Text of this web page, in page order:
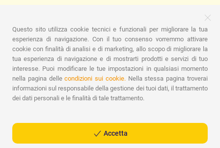
PRODOTTI
Passeggio
Seggiolini Auto A casa Pappa
Nanna
Igiene
Mamma e bebè Abbigliamento Gioco
Gift card
Kit baby set
Idee regalo Camerette
Promozioni
Promozioni
Marchi
ASSISTENZA
Cookie Policy
Questo sito utilizza cookie tecnici e funzionali per migliorare la tua
esperienza di navigazione. Con il tuo consenso vorremmo attivare
cookie con finalità di analisi e di marketing, allo scopo di migliorare la
tua esperienza di navigazione e di mostrarti prodotti e servizi di tuo
interesse. Puoi modificare le tue impostazioni in qualsiasi momento
nella pagina dellecondizioni sui cookie.Nella stessa pagina troverai
informazioni sul responsabile della gestione dei tuoi dati, il trattamento
dei dati personali e le finalità di tale trattamento.
Accetta